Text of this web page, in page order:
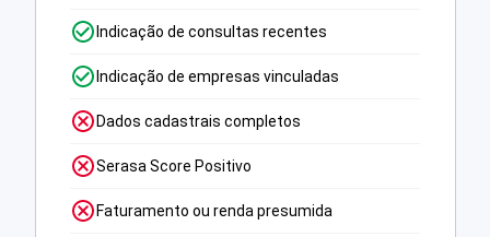
Indicação de consultas recentes
Indicação de empresas vinculadas
Dados cadastrais completos
Serasa Score Positivo
Faturamento ou renda presumida